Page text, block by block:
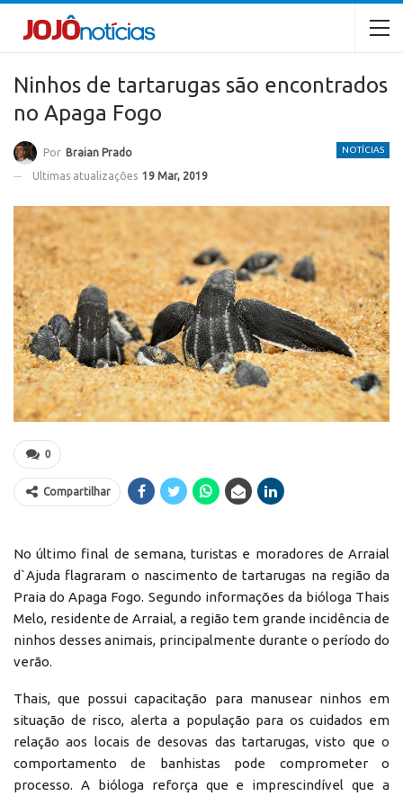
Ninhos de tartarugas são encontrados
no Apaga Fogo
NOTÍCIAS
Por Braian Prado
Ultimas atualizações 19 Mar, 2019
0
Compartilhar
No último final de semana, turistas e moradores de Arraial
d`Ajuda flagraram o nascimento de tartarugas na região da
Praia do Apaga Fogo. Segundo informações da bióloga Thais
Melo, residente de Arraial, a região tem grande incidência de
ninhos desses animais, principalmente durante o período do
verão.
Thais, que possui capacitação para manusear ninhos em
situação de risco, alerta a população para os cuidados em
relação aos locais de desovas das tartarugas, visto que o
comportamento de banhistas pode comprometer o
processo. A bióloga reforça que e imprescindível que a